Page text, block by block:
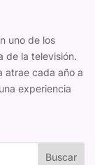
uno de los
de la televisión.
atrae cada año a
experiencia
Buscar